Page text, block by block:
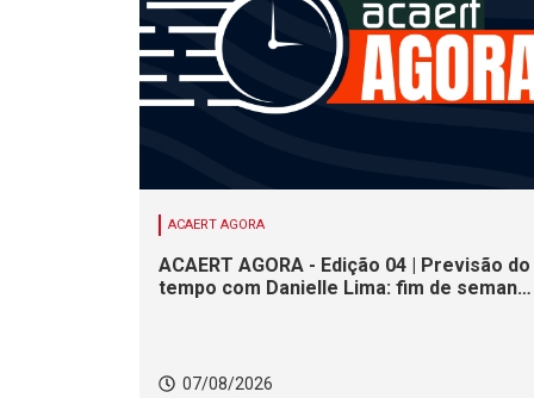
ACAERT AGORA
ACAERT AGORA - Edição 04 | Previsão do
tempo com Danielle Lima: fim de semana
07/08/2026